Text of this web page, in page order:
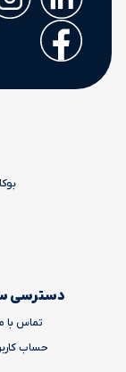
دسترسی
تماس با
حساب